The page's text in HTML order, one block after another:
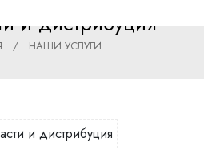
и дистрибуция
/ НАШИ УСЛУГИ